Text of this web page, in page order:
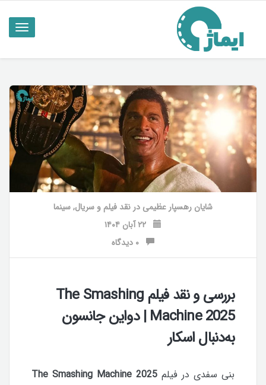
ناوبری
تاگل
شایان رهسپار عظیمی در نقد فیلم و سریال,سینما
بررسی و نقد فیلم The Smashing
Machine 2025 | دواین جانسون
به‌دنبال اسکار
بنی سفدی در فیلم The Smashing Machine 2025